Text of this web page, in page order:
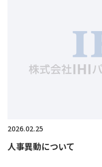
2026.02.25
人事異動について